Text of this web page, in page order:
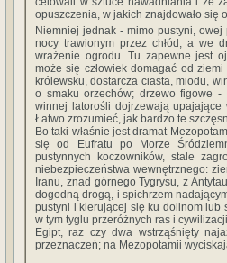
opuszczenia, w jakich znajdowało się
Niemniej jednak - mimo pustyni,
nocy trawionym przez chłód, a we
wrażenie ogrodu. Tu zapewne jest
może się człowiek domagać od
królewsku, dostarcza ciasta, miodu,
o smaku orzechów; drzewo figowe
winnej latorośli dojrzewają upajające
Łatwo zrozumieć, jak bardzo te
Bo taki właśnie jest dramat
się od Eufratu po Morze
pustynnych koczowników, stale
niebezpieczeństwa wewnętrznego:
Iranu, znad górnego Tygrysu, z
dogodną drogą, i spichrzem
pustyni i kierującej się ku dolinom lub
w tym tyglu przeróżnych ras i
Egipt, raz czy dwa wstrząśnięty
przeznaczeń; na Mezopotamii